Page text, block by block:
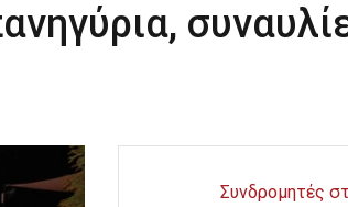
Συνδρομητές